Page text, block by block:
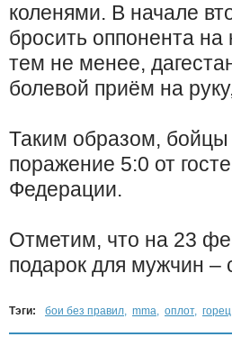
коленями. В начале
бросить оппонента
тем не менее,
болевой приём на
Таким образом, бойцы
поражение 5:0 от
Федерации.
Отметим, что на 23
подарок для мужчин
Тэги: бои без правил, mma, оплот, горец